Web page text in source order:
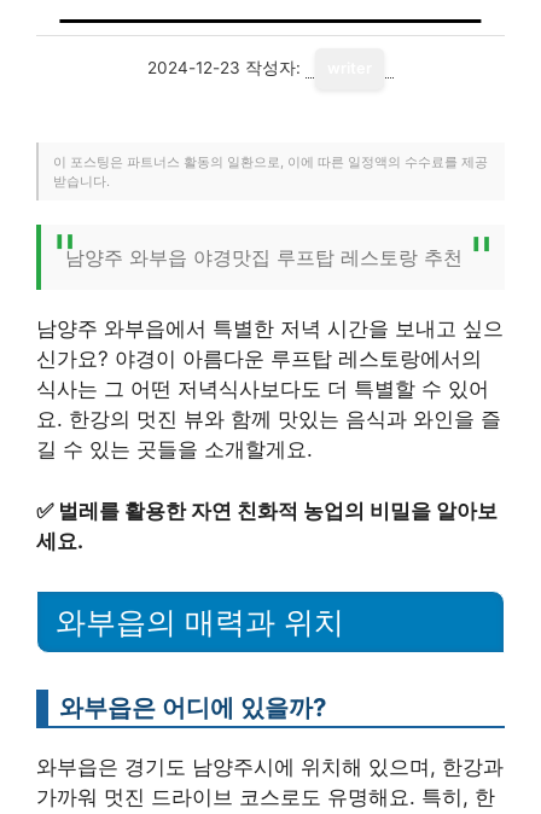
2024-12-23 작성자:
이 포스팅은 파트너스 활동의 일환으로, 이에 따른 일정액의 수수료를 제공
받습니다.
남양주 와부읍 야경맛집 루프탑 레스토랑 추천
남양주 와부읍에서 특별한 저녁 시간을 보내고 싶으
신가요? 야경이 아름다운 루프탑 레스토랑에서의
식사는 그 어떤 저녁식사보다도 더 특별할 수 있어
요. 한강의 멋진 뷰와 함께 맛있는 음식과 와인을 즐
길 수 있는 곳들을 소개할게요.
✅ 벌레를 활용한 자연 친화적 농업의 비밀을 알아보
세요.
와부읍의 매력과 위치
와부읍은 어디에 있을까?
와부읍은 경기도 남양주시에 위치해 있으며, 한강과
가까워 멋진 드라이브 코스로도 유명해요. 특히, 한